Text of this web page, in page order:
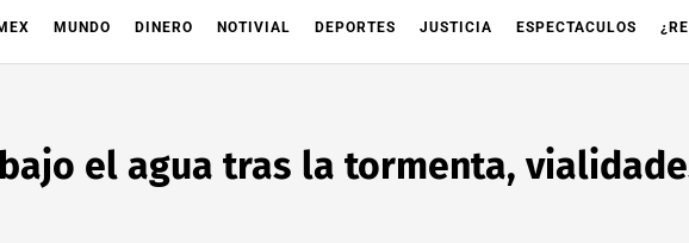
MUNDO DINERO NOTIVIAL DEPORTES JUSTICIA ESPECTACULOS
el agua tras la tormenta,